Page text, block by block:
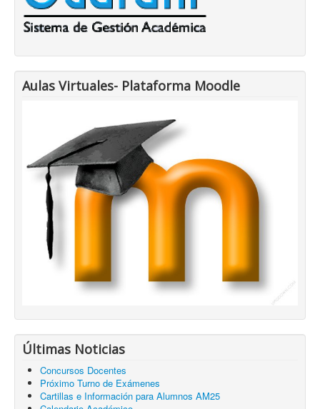
Aulas Virtuales- Plataforma Moodle
Últimas Noticias
Concursos Docentes
Próximo Turno de Exámenes
Cartillas e Información para Alumnos AM25